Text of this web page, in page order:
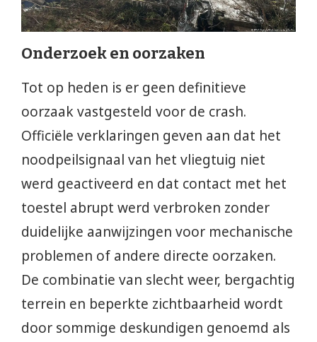
Onderzoek en oorzaken
Tot op heden is er geen definitieve
oorzaak vastgesteld voor de crash.
Officiële verklaringen geven aan dat het
noodpeilsignaal van het vliegtuig niet
werd geactiveerd en dat contact met het
toestel abrupt werd verbroken zonder
duidelijke aanwijzingen voor mechanische
problemen of andere directe oorzaken.
De combinatie van slecht weer, bergachtig
terrein en beperkte zichtbaarheid wordt
door sommige deskundigen genoemd als